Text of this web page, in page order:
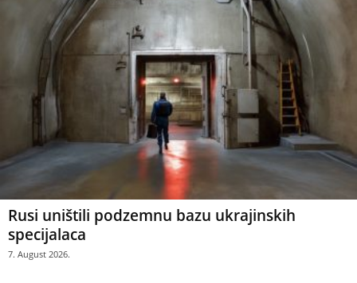
Rusi uništili podzemnu bazu ukrajinskih
specijalaca
7. August 2026.